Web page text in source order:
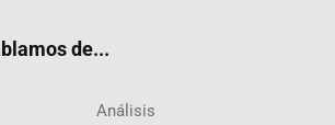
de...
Análisis